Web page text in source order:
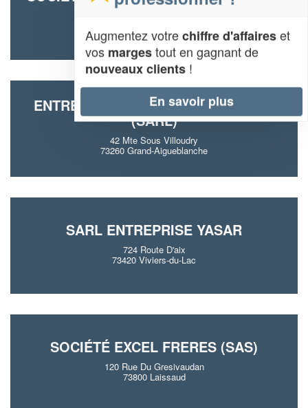
ENTREPRISE CHRISTOPHE POUGET
(SARL)
42 Mte Sous Villoudry
73260 Grand-Aigueblanche
SARL ENTREPRISE YASAR
724 Route D'aix
73420 Viviers-du-Lac
SOCIÉTÉ EXCEL FRERES (SAS)
120 Rue Du Gresivaudan
73800 Laissaud
Augmentez votrechiffre d'affaireset
vos margestout en gagnant de
nouveaux clients !
En savoir plus